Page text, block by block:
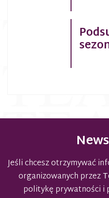
Jeśli chcesz otrzymywać
organizowanych przez
politykę prywatności i